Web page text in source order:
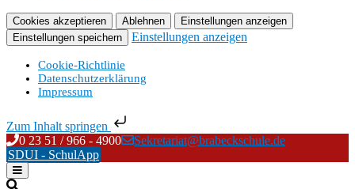
Cookies akzeptieren Ablehnen
Einstellungen anzeigen
Einstellungen speichern
Einstellungen anzeigen
Cookie-Richtlinie
Datenschutzerklärung
Impressum
Zum Inhalt springen
Skip
to
content
0 23 51 / 966 - 4900
Sekretariat@brabeckschule.de
SDUI - SchulApp